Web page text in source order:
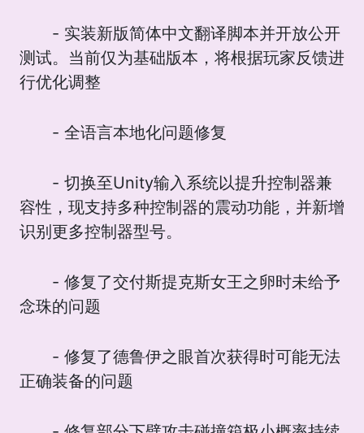
- 实装新版简体中文翻译脚本并开放公开
测试。当前仅为基础版本，将根据玩家反馈进
行优化调整
- 全语言本地化问题修复
- 切换至Unity输入系统以提升控制器兼
容性，现支持多种控制器的震动功能，并新增
识别更多控制器型号。
- 修复了交付斯提克斯女王之卵时未给予
念珠的问题
- 修复了德鲁伊之眼首次获得时可能无法
正确装备的问题